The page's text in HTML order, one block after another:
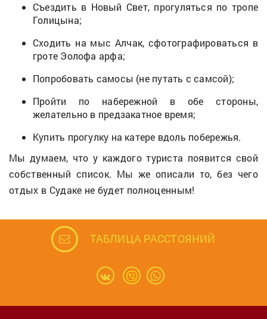
Съездить в Новый Свет, прогуляться по тропе
Голицына;
Сходить на мыс Алчак, сфотографироваться в
гроте Эолофа арфа;
Попробовать самосы (не путать с самсой);
Пройти по набережной в обе стороны,
желательно в предзакатное время;
Купить прогулку на катере вдоль побережья.
Мы думаем, что у каждого туриста появится свой
собственный список. Мы же описали то, без чего
отдых в Судаке не будет полноценным!
ТАБЛИЦА РАССТОЯНИЙ